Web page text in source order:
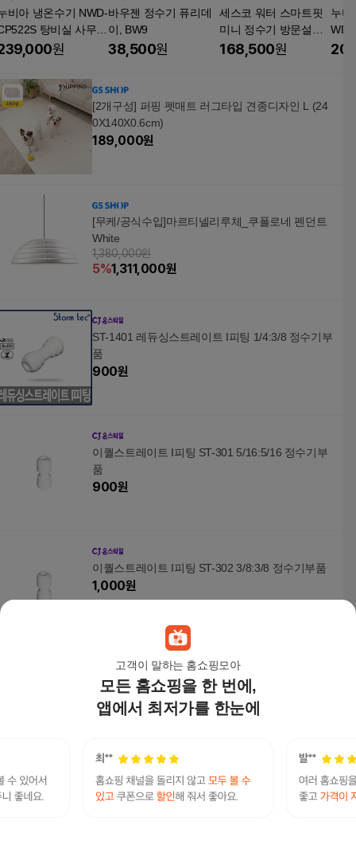
고객이 말하는 홈쇼핑모아
모든 홈쇼핑을 한 번에,
앱에서 최저가를 한눈에
비아 냉온수기 NWD-
탕비실 사무실
수통 물통원
바우젠 정수기 퓨리데
이, BW9
38,500원
세스코 워터 스마트핏
미니 정수기 방문설치,
EW-210
168,500원
누비
WD-
통
[2개구성] 퍼핑 펫매트 러그타입 견종디자인 L (24
0X140X0.6cm)
189,000원
[무케/공식수입]마르티넬리루체_쿠폴로네 펜던트
White
1,380,000원
5%1,311,000원
ST-1401 레듀싱스트레이트 I피팅 1/4:3/8 정수기부
품
900원
이퀄스트레이트 I피팅 ST-301 5/16:5/16 정수기부
품
900원
이퀄스트레이트 I피팅 ST-302 3/8:3/8 정수기부품
1,000원
[호환]다이슨퓨어쿨링크 타워형 TP/AM필터 프리
미엄
30,900원
이슨에어랩컴플리트리퍼연관검색어
다이슨에어랩 다이슨